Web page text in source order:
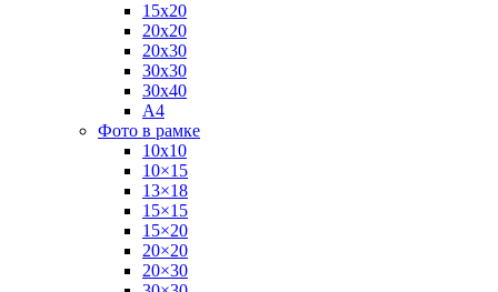
15х20
20х20
20х30
30х30
30х40
А4
Фото в рамке
10х10
10×15
13×18
15×15
15×20
20×20
20×30